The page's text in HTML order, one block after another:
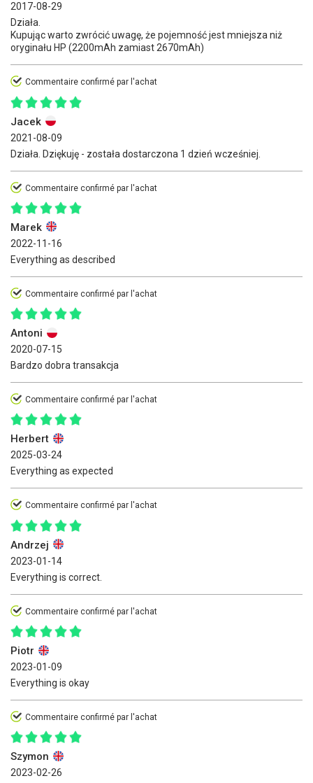
2017-08-29
Działa.
Kupując warto zwrócić uwagę, że pojemność jest mniejsza niż
oryginału HP (2200mAh zamiast 2670mAh)
Commentaire confirmé par l'achat
Jacek
2021-08-09
Działa. Dziękuję - została dostarczona 1 dzień wcześniej.
Commentaire confirmé par l'achat
Marek
2022-11-16
Everything as described
Commentaire confirmé par l'achat
Antoni
2020-07-15
Bardzo dobra transakcja
Commentaire confirmé par l'achat
Herbert
2025-03-24
Everything as expected
Commentaire confirmé par l'achat
Andrzej
2023-01-14
Everything is correct.
Commentaire confirmé par l'achat
Piotr
2023-01-09
Everything is okay
Commentaire confirmé par l'achat
Szymon
2023-02-26